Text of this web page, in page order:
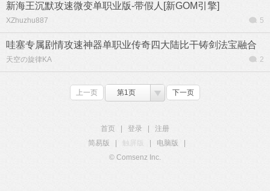
新海王沉默攻速微变单职业版-带假人[新GOM引擎]
XZhuzhu887 5
哇塞专属剧情攻速神器单职业传奇四大陆比干铸剑法宝融合
天空の旋律KA 2
上一页 第1页 下一页
首页 登录
注册
简易版
触屏版 电脑版
© Comsenz Inc.